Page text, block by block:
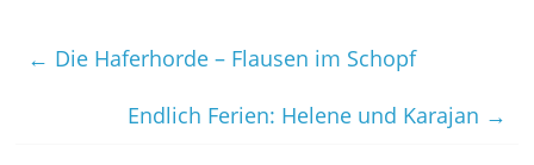
b
e
u
f
a
c
← Die Haferhorde – Flausen im Schopf
Endlich Ferien: Helene und Karajan →